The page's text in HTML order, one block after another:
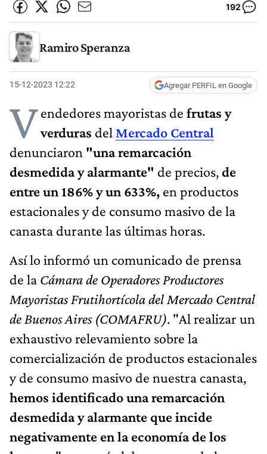
192
Ramiro Speranza
15-12-2023 12:22 Agregar PERFIL en Google
Vendedores mayoristas de frutas y
verduras del Mercado Central
denunciaron "una remarcación
desmedida y alarmante" de precios,de
entre un 186% y un 633%, en productos
estacionales y de consumo masivo de la
canasta durante las últimas horas.
Así lo informó un comunicado de prensa
de la Cámara de Operadores Productores
Mayoristas Frutihortícola del Mercado Central
de Buenos Aires (COMAFRU). "Al realizar un
exhaustivo relevamiento sobre la
comercialización de productos estacionales
y de consumo masivo de nuestra canasta,
hemos identificado una remarcación
desmedida y alarmante que incide
negativamente en la economía de los